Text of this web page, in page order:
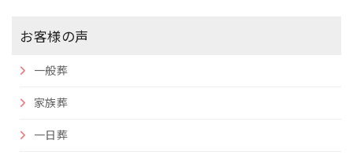
お客様の声
一般葬
家族葬
一日葬